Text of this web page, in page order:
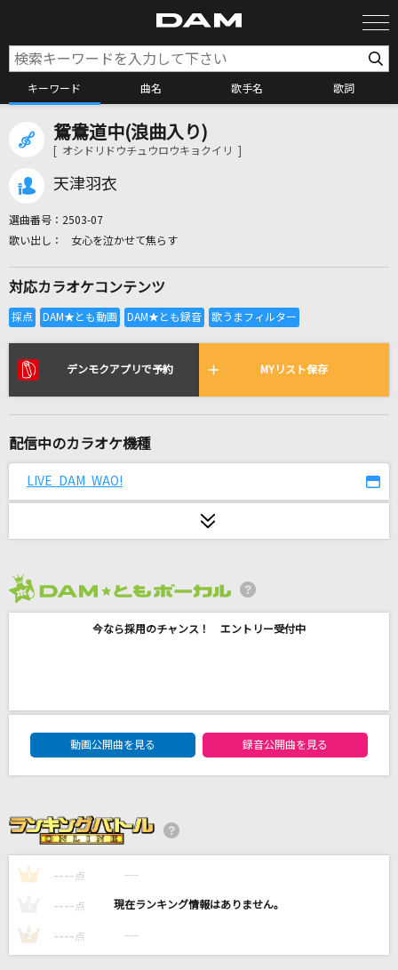
キーワード 曲名 歌手名 歌詞
カラオケ検索
全国りれき
リアルタイムで歌われている曲の一覧
幕が上がる
[プロオケ]蕾
[生音]明日晴れるかな
BUMP OF CHICKEN
[生音]お岩木山
チューリングラブ feat.Sou
鴛鴦道中(浪曲入り)
[ オシドリドウチュウロウキョクイリ ]
天津羽衣
選曲番号： 2503-07
女心を泣かせて焦らす
対応カラオケコンテンツ
デンモクアプリで予約 MYリスト保存
配信中のカラオケ機種
LIVE DAM WAO!
今なら採用のチャンス！ エントリー受付中
DAM★ともボーカルエントリーランキング
動画公開曲を見る
録音公開曲を見る
1 ---- 点 ----
---- 点 ----
3 ---- 点 ----